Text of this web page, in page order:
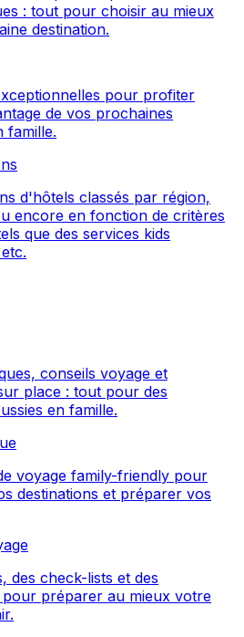
: tout pour choisir au mieux
destination.
pour profiter
de vos prochaines
famille.
d'hôtels classés par région,
encore en fonction de critères
que des services kids
conseils voyage et
place : tout pour des
en famille.
voyage family-friendly pour
destinations et préparer vos
des check-lists et des
préparer au mieux votre